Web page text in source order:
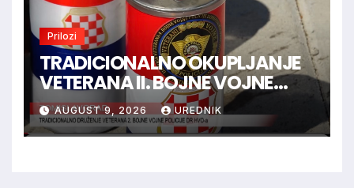
Prilozi
TRADICIONALNO OKUPLJANJE
VETERANA II. BOJNE VOJNE
POLICIJE HVO-a -
TOMISLAVGRAD
AUGUST 9, 2026 UREDNIK